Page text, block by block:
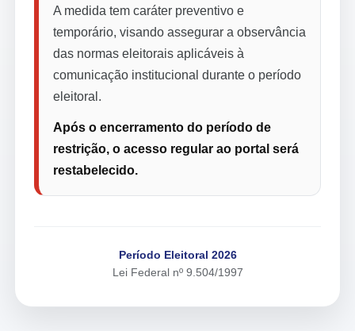
A medida tem caráter preventivo e
temporário, visando assegurar a observância
das normas eleitorais aplicáveis à
comunicação institucional durante o período
eleitoral.
Após o encerramento do período de
restrição, o acesso regular ao portal será
restabelecido.
Período Eleitoral 2026
Lei Federal nº 9.504/1997